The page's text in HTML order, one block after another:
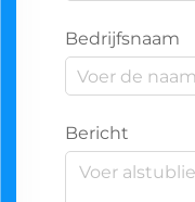
Bedrijfsnaam
Bericht